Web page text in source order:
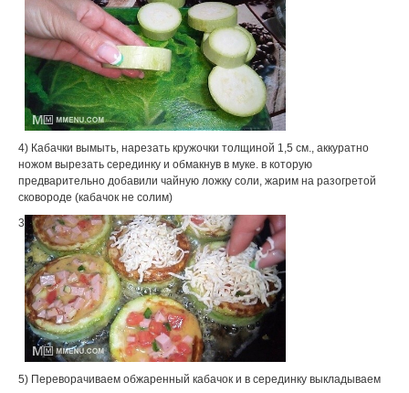
4) Кабачки вымыть, нарезать кружочки толщиной 1,5 см., аккуратно
ножом вырезать серединку и обмакнув в муке. в которую
предварительно добавили чайную ложку соли, жарим на разогретой
сковороде (кабачок не солим)
3
5) Переворачиваем обжаренный кабачок и в серединку выкладываем